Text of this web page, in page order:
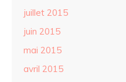
juillet 2015
juin 2015
mai 2015
avril 2015